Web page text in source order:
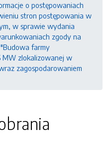
o postępowaniach
stron postępowania w
w sprawie wydania
zgody na
farmy
zlokalizowanej w
zagospodarowaniem